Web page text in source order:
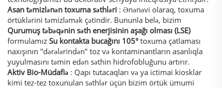
Asan təmizlənən toxuma səthləri : Ənənəvi olaraq, toxuma
örtüklərini təmizləmək çətindir. Bununla belə, bizim
Qurumuş təbəqənin səth enerjisinin aşağı olması (LSE)
formulamız Su kontakta bucağını 105° toxuma çatlaması
naxışının "dərələrindən" toz və kontaminantların asanlıqla
yuyulmasını təmin edən səthin hidrofobluğunu artırır.
Aktiv Bio-Müdafiə : Qapı tutacaqları və ya ictimai kiosklar
kimi tez-tez toxunulan səthlər üçün bizim örtük ümumi